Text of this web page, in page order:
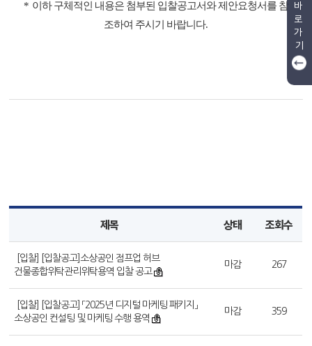
* 이하 구체적인 내용은 첨부된 입찰공고서와 제안요청서를 참
조하여 주시기 바랍니다.
제목 상태 조회수
[입찰] [입찰공고]소상공인 점프업 허브
건물종합위탁관리위탁용역 입찰 공고
마감 267
[입찰] [입찰공고] 「2025년 디지털 마케팅 패키지」
소상공인 컨설팅 및 마케팅 수행 용역
마감 359
바
로
가
기